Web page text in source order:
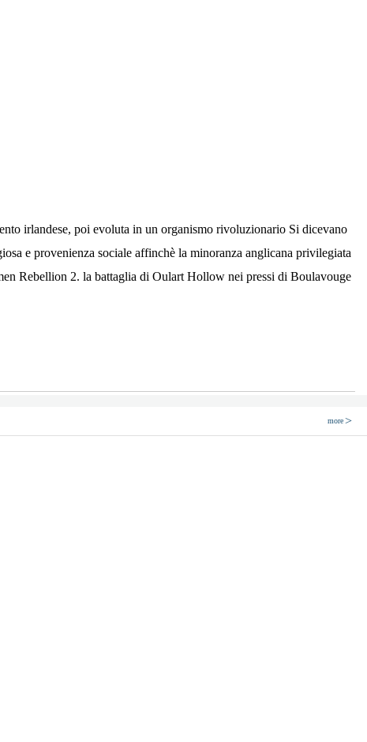
irlandese, poi evoluta in un organismo rivoluzionario Si dicevano
e provenienza sociale affinchè la minoranza anglicana privilegiata
Rebellion 2. la battaglia di Oulart Hollow nei pressi di Boulavouge
more